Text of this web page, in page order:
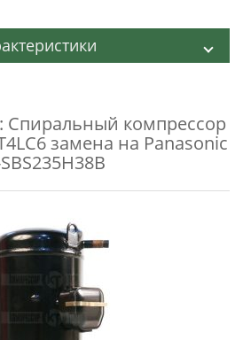
Спиральный компрессор
замена на Panasonic